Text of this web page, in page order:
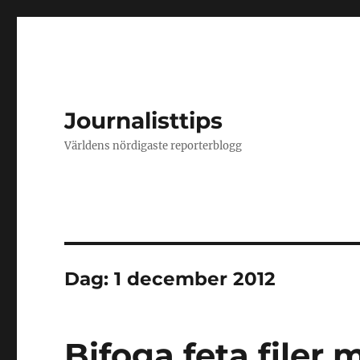
Journalisttips
Världens nördigaste reporterblogg
Dag:1 december 2012